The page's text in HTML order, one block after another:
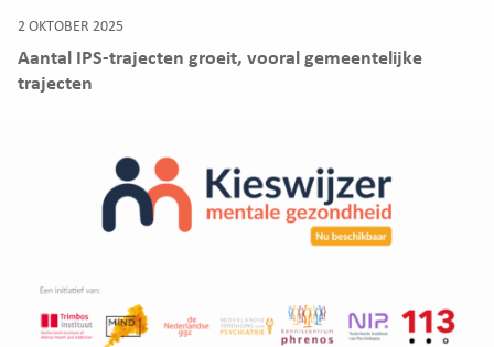
2 OKTOBER 2025
Aantal IPS-trajecten groeit, vooral gemeentelijke
trajecten